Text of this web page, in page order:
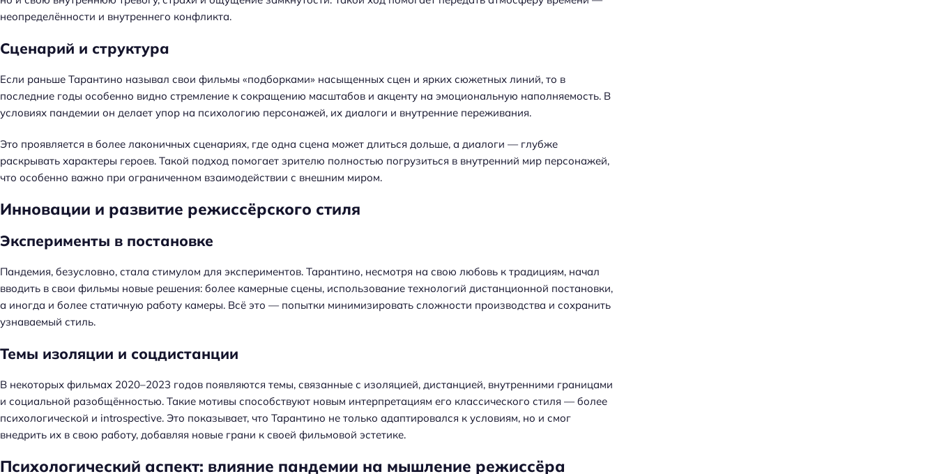
неопределённости и внутреннего конфликта.
Сценарий и структура
Если раньше Тарантино называл свои фильмы «подборками» насыщенных сцен и ярких сюжетных линий, то в
последние годы особенно видно стремление к сокращению масштабов и акценту на эмоциональную наполняемость. В
условиях пандемии он делает упор на психологию персонажей, их диалоги и внутренние переживания.
Это проявляется в более лаконичных сценариях, где одна сцена может длиться дольше, а диалоги — глубже
раскрывать характеры героев. Такой подход помогает зрителю полностью погрузиться в внутренний мир персонажей,
что особенно важно при ограниченном взаимодействии с внешним миром.
Инновации и развитие режиссёрского стиля
Эксперименты в постановке
Пандемия, безусловно, стала стимулом для экспериментов. Тарантино, несмотря на свою любовь к традициям, начал
вводить в свои фильмы новые решения: более камерные сцены, использование технологий дистанционной постановки,
а иногда и более статичную работу камеры. Всё это — попытки минимизировать сложности производства и сохранить
узнаваемый стиль.
Темы изоляции и соцдистанции
В некоторых фильмах 2020–2023 годов появляются темы, связанные с изоляцией, дистанцией, внутренними границами
и социальной разобщённостью. Такие мотивы способствуют новым интерпретациям его классического стиля — более
психологической и introspective. Это показывает, что Тарантино не только адаптировался к условиям, но и смог
внедрить их в свою работу, добавляя новые грани к своей фильмовой эстетике.
Психологический аспект: влияние пандемии на мышление режиссёра